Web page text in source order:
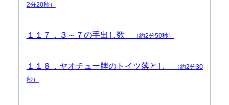
2分20秒）
１１７．３～７の手出し数 （約2分50秒）
１１８．ヤオチュー牌のトイツ落とし
（約2分30
秒）